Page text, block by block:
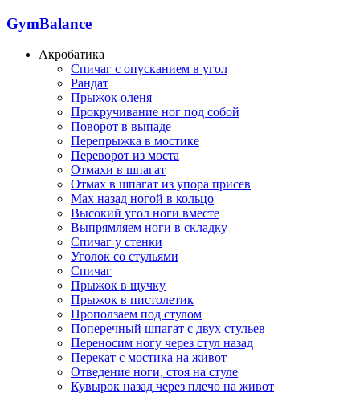
GymBalance
Акробатика
Спичаг с опусканием в угол
Рандат
Прыжок оленя
Прокручивание ног под собой
Поворот в выпаде
Перепрыжка в мостике
Переворот из моста
Отмахи в шпагат
Отмах в шпагат из упора присев
Мах назад ногой в кольцо
Высокий угол ноги вместе
Выпрямляем ноги в складку
Спичаг у стенки
Уголок со стульями
Спичаг
Прыжок в щучку
Прыжок в пистолетик
Проползаем под стулом
Поперечный шпагат с двух стульев
Переносим ногу через стул назад
Перекат с мостика на живот
Отведение ноги, стоя на стуле
Кувырок назад через плечо на живот